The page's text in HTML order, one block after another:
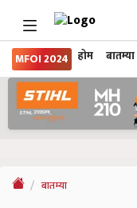
MFOI 2024 होम बातम्या
बातम्या